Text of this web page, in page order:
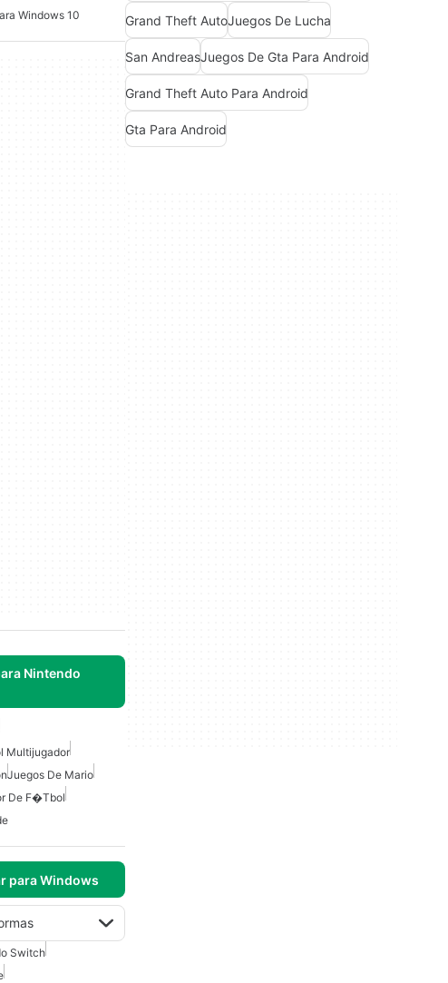
Windows 10
Nintendo
Multijugador
Juegos De Mario
De F�tbol
para Windows
Switch
Grand Theft AutoJuegos De Lucha
San AndreasJuegos De Gta Para Android
Grand Theft Auto Para Android
Gta Para Android